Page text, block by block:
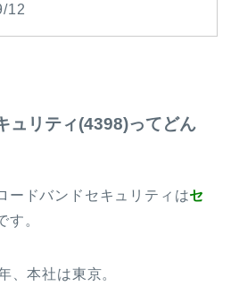
12
ュリティ(4398)ってどん
ードバンドセキュリティはセ
す。
、本社は東京。